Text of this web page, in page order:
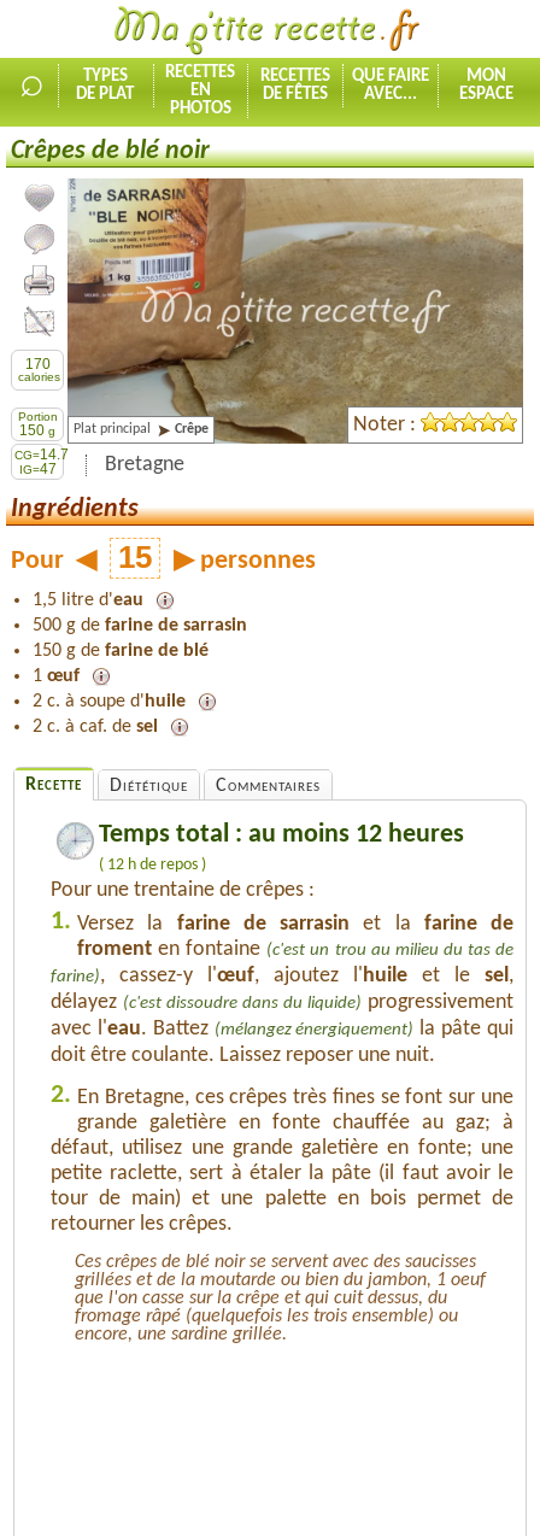
⌕
TYPES
DE PLAT
RECETTES
EN
PHOTOS
RECETTES
DE FÊTES
QUE FAIRE
AVEC...
MON
ESPACE
Crêpes de blé noir
Ajouter la recette à mes favorites
Commenter, noter la recette
Imprimer la recette
Partager cette recette
170
calories
Portion
150 g
CG=14.7
IG=47
Plat principal Crêpe
Bretagne
Noter :
Ingrédients
Pour ◀ ▶ personnes
1,5 litre d'eau
500 g de farine de sarrasin
150 g de farine de blé
1 œuf
2 c. à soupe d' huile
2 c. à caf. de sel
Recette Diététique Commentaires
Temps total : au moins 12 heures
( 12 h de repos )
Pour une trentaine de crêpes :
1. Versez la farine de sarrasin et la farine de
froment en fontaine (c'est un trou au milieu du tas de
farine), cassez-y l'œuf, ajoutez l' huile et le sel ,
délayez (c'est dissoudre dans du liquide) progressivement
avec l'eau. Battez (mélangez énergiquement)
la pâte qui
doit être coulante. Laissez reposer une nuit.
2. En Bretagne, ces crêpes très fines se font sur une
grande galetière en fonte chauffée au gaz; à
défaut, utilisez une grande galetière en fonte; une
petite raclette, sert à étaler la pâte (il faut avoir le
tour de main) et une palette en bois permet de
retourner les crêpes.
Ces crêpes de blé noir se servent avec des saucisses
grillées et de la moutarde ou bien du jambon, 1 oeuf
que l'on casse sur la crêpe et qui cuit dessus, du
fromage râpé (quelquefois les trois ensemble) ou
encore, une sardine grillée.